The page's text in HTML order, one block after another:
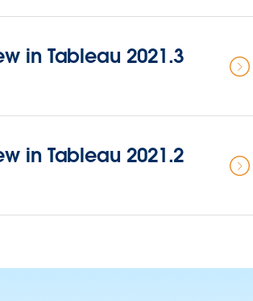
in Tableau 2021.3
in Tableau 2021.2